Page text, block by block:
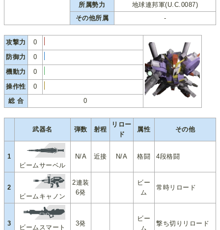
所属勢力
地球連邦軍(U.C.0087)
その他所属
-
攻撃力
0
防御力
0
機動力
0
操作性
0
総 合
0
武器名 弾数 射程
リロー
ド
属性 その他
1
ビームサーベル
N/A 近接 N/A 格闘 4段格闘
2
ビームキャノン
2連装
6発
ビー
ム
常時リロード
3
ビームスマート
3発
ビー
ム
撃ち切りリロード